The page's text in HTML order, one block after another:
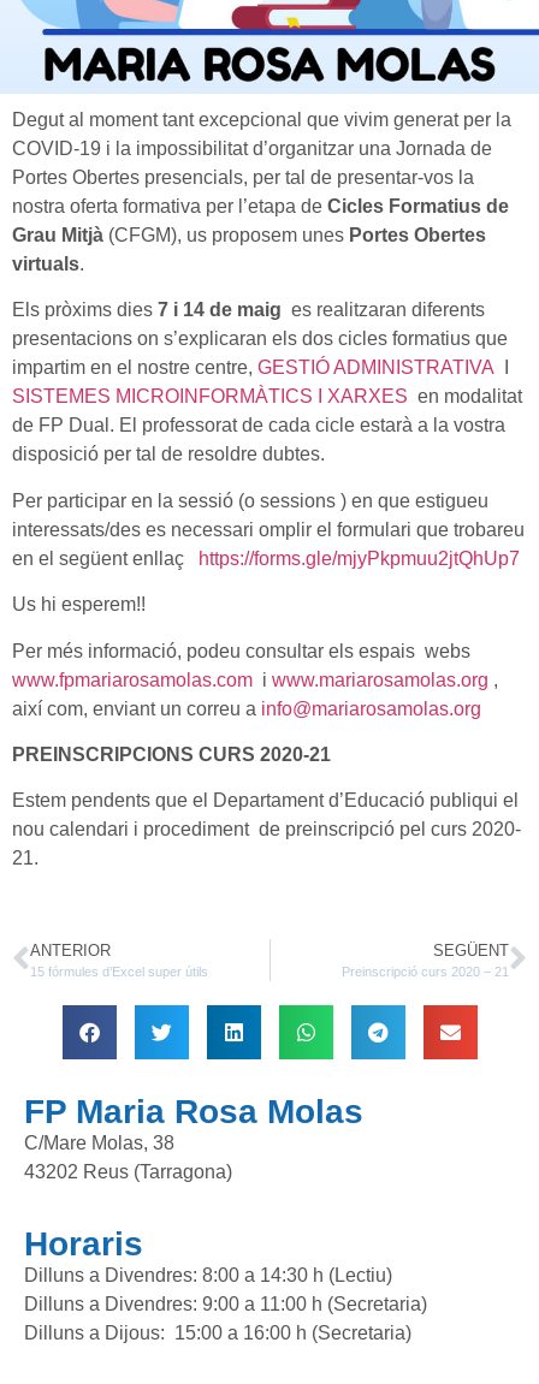
Degut al moment tant excepcional que vivim generat per la
COVID-19 i la impossibilitat d’organitzar una Jornada de
Portes Obertes presencials, per tal de presentar-vos la
nostra oferta formativa per l’etapa de Cicles Formatius de
Grau Mitjà (CFGM), us proposem unes Portes Obertes
virtuals.
Els pròxims dies 7 i 14 de maig es realitzaran diferents
presentacions on s’explicaran els dos cicles formatius que
impartim en el nostre centre, GESTIÓ ADMINISTRATIVA
SISTEMES MICROINFORMÀTICS I XARXES en modalitat
de FP Dual. El professorat de cada cicle estarà a la vostra
disposició per tal de resoldre dubtes.
Per participar en la sessió (o sessions ) en que estigueu
interessats/des es necessari omplir el formulari que trobareu
en el següent enllaç
https://forms.gle/mjyPkpmuu2jtQhUp7
Us hi esperem!!
Per més informació, podeu consultar els espais webs
www.fpmariarosamolas.com i www.mariarosamolas.org ,
així com, enviant un correu a info@mariarosamolas.org
PREINSCRIPCIONS CURS 2020-21
Estem pendents que el Departament d’Educació publiqui el
nou calendari i procediment de preinscripció pel curs 2020-
21.
ANTERIOR
15 fórmules d’Excel super útils
SEGÜENT
Preinscripció curs 2020 – 21
FP Maria Rosa Molas
C/Mare Molas, 38
43202 Reus (Tarragona)
Horaris
Dilluns a Divendres: 8:00 a 14:30 h (Lectiu)
Dilluns a Divendres: 9:00 a 11:00 h (Secretaria)
Dilluns a Dijous: 15:00 a 16:00 h (Secretaria)